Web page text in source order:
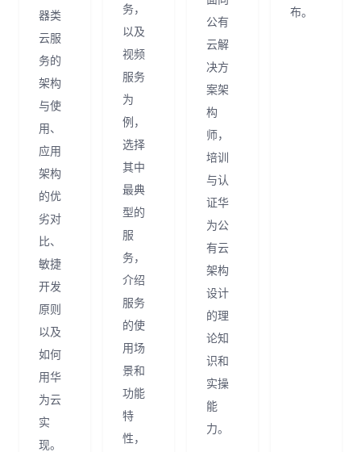
器类
云服
务的
架构
与使
用、
应用
架构
的优
劣对
比、
敏捷
开发
原则
以及
如何
用华
为云
实
现。
务，
以及
视频
服务
为
例，
选择
其中
最典
型的
服
务，
介绍
服务
的使
用场
景和
功能
特
性，
公有
云解
决方
案架
构
师，
培训
与认
证华
为公
有云
架构
设计
的理
论知
识和
实操
能
力。
布。